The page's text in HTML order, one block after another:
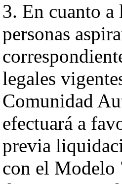
3. En cuanto a
personas
legales
Comunidad
efectuará a
previa
con el Modelo